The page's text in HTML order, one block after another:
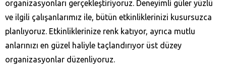
organizasyonları gerçekleştiriyoruz. Deneyimli güler yüzlü
ve ilgili çalışanlarımız ile, bütün etkinliklerinizi kusursuzca
planlıyoruz. Etkinliklerinize renk katıyor, ayrıca mutlu
anlarınızı en güzel haliyle taçlandırıyor üst düzey
organizasyonlar düzenliyoruz.